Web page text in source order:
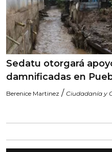
Sedatu otorgará
damnificadas en
Berenice Martinez / Ciudadanía y